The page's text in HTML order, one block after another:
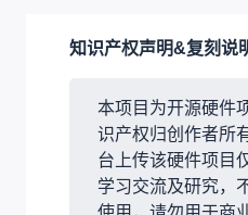
知识产权声明&复刻说
本项目为开源硬件
识产权归创作者所
台上传该硬件项目
学习交流及研究，